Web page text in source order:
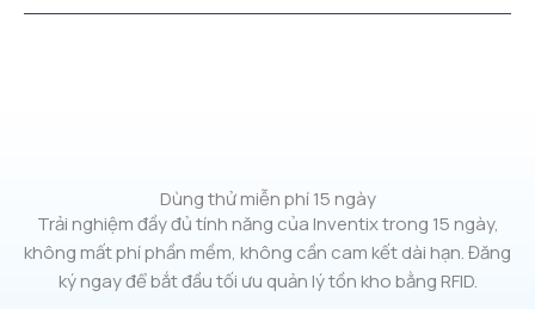
Dùng thử miễn phí 15 ngày
Trải nghiệm đầy đủ tính năng của Inventix trong 15 ngày,
không mất phí phần mềm, không cần cam kết dài hạn. Đăng
ký ngay để bắt đầu tối ưu quản lý tồn kho bằng RFID.